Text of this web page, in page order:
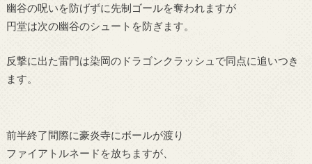
幽谷の呪いを防げずに先制ゴールを奪われますが
円堂は次の幽谷のシュートを防ぎます。
反撃に出た雷門は染岡のドラゴンクラッシュで同点に追いつき
ます。
前半終了間際に豪炎寺にボールが渡り
ファイアトルネードを放ちますが、